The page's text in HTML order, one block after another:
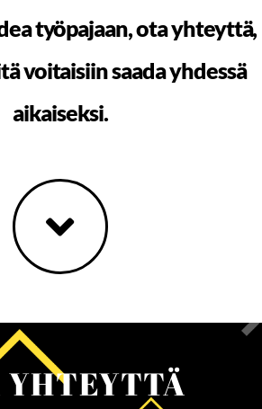
työpajaan, ota yhteyttä,
voitaisiin saada yhdessä
aikaiseksi.
YHTEYTTÄ